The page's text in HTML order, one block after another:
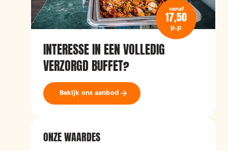
vanaf
17,50
p.p
INTERESSE IN EEN VOLLEDIG
VERZORGD BUFFET?
Bekijk ons aanbod
ONZE WAARDES